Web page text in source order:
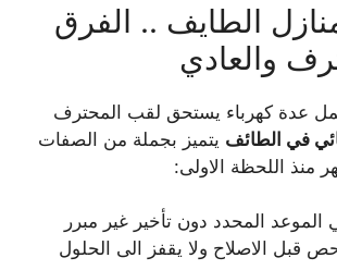
الطايف .. الفرق
والعادي
عدة كهرباء يستحق لقب المحترف
في الطائف يتميز بجملة من الصفات
منذ اللحظة الاولى:
المحدد دون تأخير غير مبرر
قبل الاصلاح ولا يقفز الى الحلول